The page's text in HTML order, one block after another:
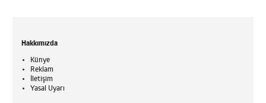
Hakkımızda
Künye
Reklam
İletişim
Yasal Uyarı